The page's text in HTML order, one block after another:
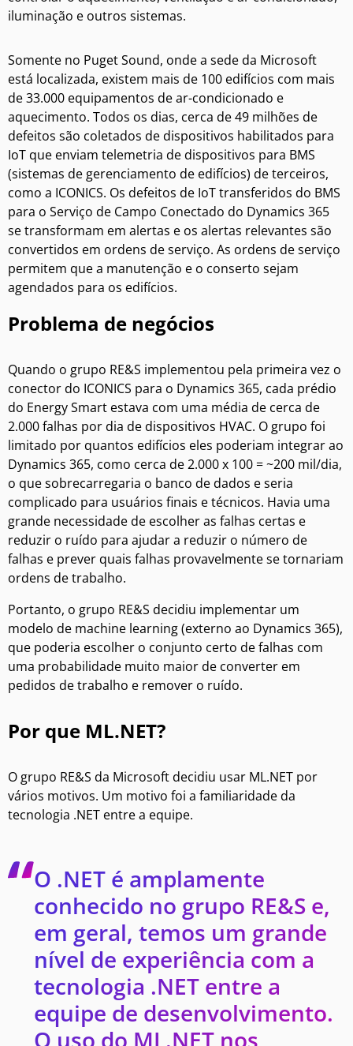
iluminação e outros sistemas.
Somente no Puget Sound, onde a sede da Microsoft
está localizada, existem mais de 100 edifícios com mais
de 33.000 equipamentos de ar-condicionado e
aquecimento. Todos os dias, cerca de 49 milhões de
defeitos são coletados de dispositivos habilitados para
IoT que enviam telemetria de dispositivos para BMS
(sistemas de gerenciamento de edifícios) de terceiros,
como a ICONICS. Os defeitos de IoT transferidos do BMS
para o Serviço de Campo Conectado do Dynamics 365
se transformam em alertas e os alertas relevantes são
convertidos em ordens de serviço. As ordens de serviço
permitem que a manutenção e o conserto sejam
agendados para os edifícios.
Problema de negócios
Quando o grupo RE&S implementou pela primeira vez o
conector do ICONICS para o Dynamics 365, cada prédio
do Energy Smart estava com uma média de cerca de
2.000 falhas por dia de dispositivos HVAC. O grupo foi
limitado por quantos edifícios eles poderiam integrar ao
Dynamics 365, como cerca de 2.000 x 100 = ~200 mil/dia,
o que sobrecarregaria o banco de dados e seria
complicado para usuários finais e técnicos. Havia uma
grande necessidade de escolher as falhas certas e
reduzir o ruído para ajudar a reduzir o número de
falhas e prever quais falhas provavelmente se tornariam
ordens de trabalho.
Portanto, o grupo RE&S decidiu implementar um
modelo de machine learning (externo ao Dynamics 365),
que poderia escolher o conjunto certo de falhas com
uma probabilidade muito maior de converter em
pedidos de trabalho e remover o ruído.
Por que ML.NET?
O grupo RE&S da Microsoft decidiu usar ML.NET por
vários motivos. Um motivo foi a familiaridade da
tecnologia .NET entre a equipe.
O .NET é amplamente
conhecido no grupo RE&S e,
em geral, temos um grande
nível de experiência com a
tecnologia .NET entre a
equipe de desenvolvimento.